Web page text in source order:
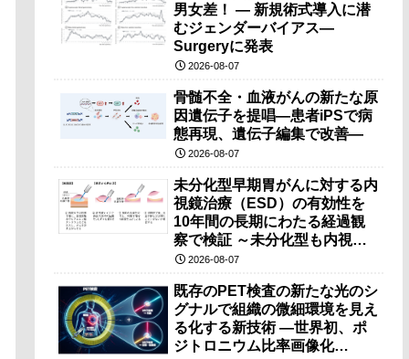
男女差！ — 新規術式導入に潜
むジェンダーバイアス—
Surgeryに発表
2026-08-07
骨髄不全・血液がんの新たな原
因遺伝子を提唱―患者iPSで病
態再現、遺伝子編集で改善―
2026-08-07
未分化型早期胃がんに対する内
視鏡治療（ESD）の有効性を
10年間の長期にわたる経過観
察で検証 ～未分化型も内視鏡
治療で胃の温存が可能～
2026-08-07
既存のPET検査の新たな光のシ
グナルで組織の微細環境を見え
る化する新技術 ―世界初、ポ
ジトロニウム比率画像化